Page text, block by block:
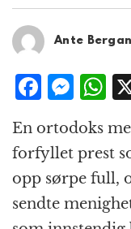
Ante Bergan
F
c
e
b
o
M
e
ss
e
n
g
at
s
A
p
En ortodoks
forfyllet prest
opp sørpe full,
sendte